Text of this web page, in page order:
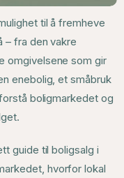
til å fremheve
– fra den vakre
omgivelsene som gir
enebolig, et småbruk
boligmarkedet og
guide til boligsalg i
hvorfor lokal